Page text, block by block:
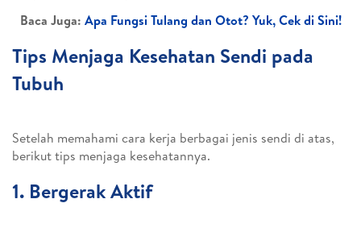
Baca Juga: Apa Fungsi Tulang dan Otot? Yuk, Cek di Sini!
Tips Menjaga Kesehatan Sendi pada
Tubuh
Setelah memahami cara kerja berbagai jenis sendi di atas,
berikut tips menjaga kesehatannya.
1. Bergerak Aktif